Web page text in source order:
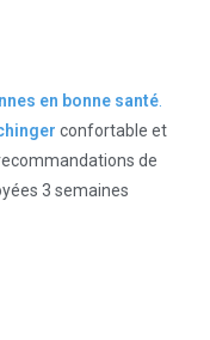
en bonne santé
confortable et
de
3 semaines